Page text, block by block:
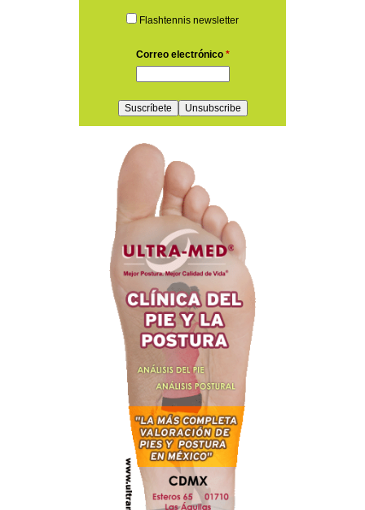
Flashtennis newsletter
Correo electrónico *